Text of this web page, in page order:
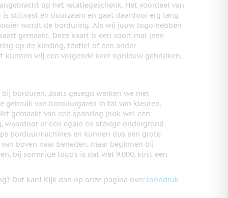
op het relatiegeschenk. Het voordeel van
slijtvast en duurzaam en gaat daardoor erg lang
wordt de borduring. Als wij jouw logo hebben
gemaakt. Deze kaart is een soort mal (een
op de kleding, textiel of een ander
kunnen wij een volgende keer opnieuw gebruiken,
borduren. Zoals gezegd werken we met
gebruik van borduurgaren in tal van kleuren.
gemaakt van een spanring (ook wel een
er een egale en stevige ondergrond
borduurmachines en kunnen dus een grote
boven naar beneden, maar beginnen bij
bij sommige logo’s is dat wel 9.000, kost een
Dat kan! Kijk dan op onze pagina over loondruk